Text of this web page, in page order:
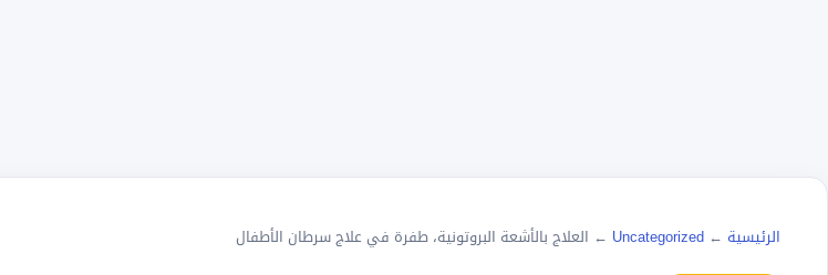
الرئيسية ←
Uncategorized
← العلاج بالأشعة البروتونية، طفرة في علاج سرطان الأطفال